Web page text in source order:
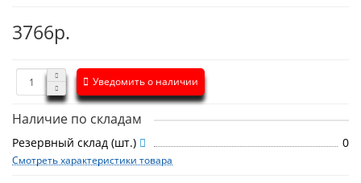
3766р.
Уведомить о наличии
Наличие по складам
Резервный склад (шт.) 0
Смотреть характеристики товара